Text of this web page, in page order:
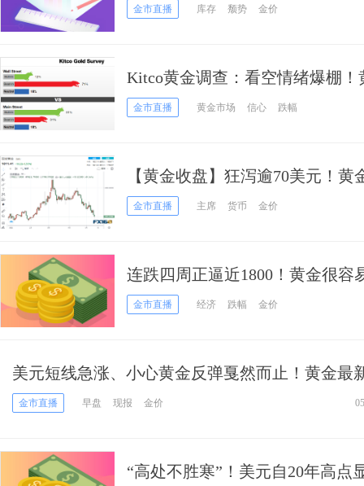
金市直播 库存 颓势 金价
Kitco黄金调查：看空情绪爆棚！
临逆风 1700大关恐将不保？
金市直播 黄金市场 信心 跌幅
【黄金收盘】狂泻逾70美元！黄
周多头恐再遭暴击？
金市直播 主席 货币 金价
连跌四周正逼近1800！黄金很容
恐测试1780
金市直播 经济 跌幅 金价
美元短线急涨、小心黄金反弹戛然而止！黄金最
只要低于该位 金价仍未摆脱困境
金市直播 早盘 现报 金价
“高处不胜寒”！美元自20年高点